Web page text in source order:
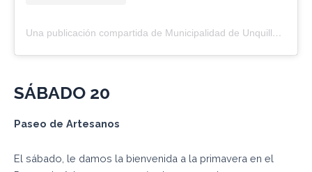
Una publicación compartida de Municipalidad de Unquillo (@muniunquillo)
SÁBADO 20
Paseo de Artesanos
El sábado, le damos la bienvenida a la primavera en el